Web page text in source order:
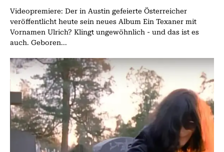
Videopremiere: Der in Austin gefeierte Österreicher
veröffentlicht heute sein neues Album Ein Texaner mit
Vornamen Ulrich? Klingt ungewöhnlich - und das ist es
auch. Geboren...